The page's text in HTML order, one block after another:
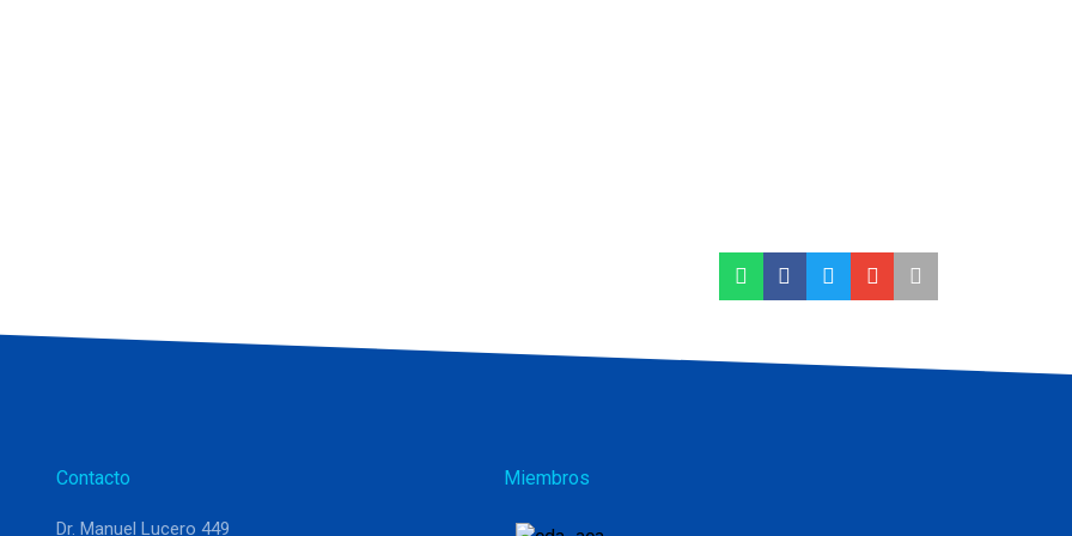
Contacto
Dr. Manuel Lucero 449
Miembros